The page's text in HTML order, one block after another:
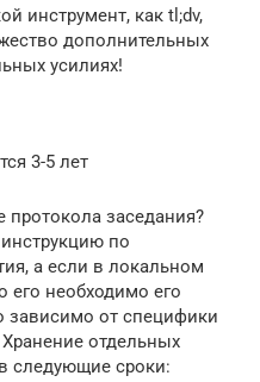
инструмент, как tl;dv,
дополнительных
усилиях!
3-5 лет
протокола заседания?
по
а если в локальном
его необходимо его
зависимо от специфики
отдельных
следующие сроки: